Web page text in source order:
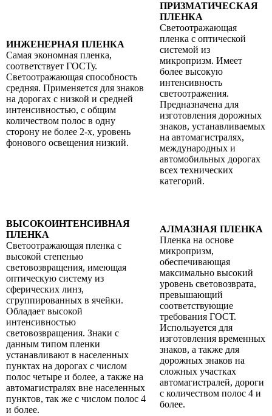
ИНЖЕНЕРНАЯ ПЛЕНКА
Самая экономная пленка,
соответствует ГОСТу.
Светоотражающая способность
средняя. Применяется для знаков
на дорогах с низкой и средней
интенсивностью, с общим
количеством полос в одну
сторону не более 2-х, уровень
фонового освещения низкий.
ПРИЗМАТИЧЕСКАЯ
ПЛЕНКА
Светоотражающая
пленка с оптической
системой из
микропризм. Имеет
более высокую
интенсивность
светоотражения.
Предназначена для
изготовления дорожных
знаков, устанавливаемых
на автомагистралях,
международных и
автомобильных дорогах
всех технических
категорий.
ВЫСОКОИНТЕНСИВНАЯ
ПЛЕНКА
Светоотражающая пленка с
высокой степенью
световозвращения, имеющая
оптическую систему из
сферических линз,
сгруппированных в ячейки.
Обладает высокой
интенсивностью
световозвращения. Знаки с
данным типом пленки
устанавливают в населенных
пунктах на дорогах с числом
полос четыре и более, а также на
автомагистралях вне населенных
пунктов, так же с числом полос 4
и более.
АЛМАЗНАЯ ПЛЕНКА
Пленка на основе
микропризм,
обеспечивающая
максимально высокий
уровень световозврата,
превышающий
соответствующие
требования ГОСТ.
Используется для
изготовления временных
знаков, а также для
дорожных знаков на
сложных участках
автомагистралей, дороги
с количеством полос 4 и
более.